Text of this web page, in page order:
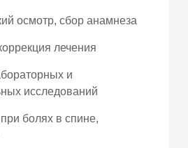
осмотр, сбор анамнеза
лечения
и
исследований
болях в спине,